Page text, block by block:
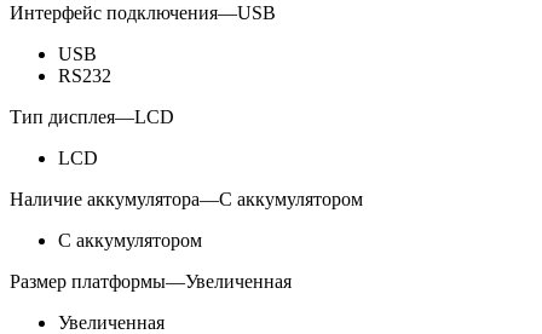
Интерфейс подключения—USB
USB
RS232
Тип дисплея—LCD
LCD
Наличие аккумулятора—С аккумулятором
С аккумулятором
Размер платформы—Увеличенная
Увеличенная